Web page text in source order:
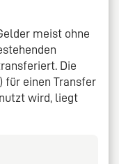
meist ohne
Die
für einen Transfer
wird, liegt